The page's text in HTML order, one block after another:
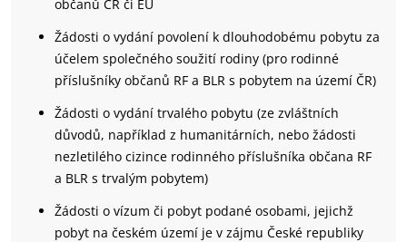
občanů ČR či EU
Žádosti o vydání povolení k dlouhodobému pobytu za
účelem společného soužití rodiny (pro rodinné
příslušníky občanů RF a BLR s pobytem na území ČR)
Žádosti o vydání trvalého pobytu (ze zvláštních
důvodů, například z humanitárních, nebo žádosti
nezletilého cizince rodinného příslušníka občana RF
a BLR s trvalým pobytem)
Žádosti o vízum či pobyt podané osobami, jejichž
pobyt na českém území je v zájmu České republiky